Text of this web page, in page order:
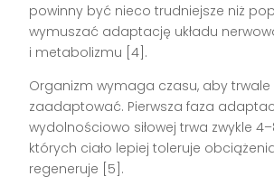
powinny być nieco trudniejsze niż
wymuszać adaptację układu
i metabolizmu [4].
Organizm wymaga czasu, aby trwale
zaadaptować. Pierwsza faza
wydolnościowo siłowej trwa zwykle
których ciało lepiej toleruje
regeneruje [5].